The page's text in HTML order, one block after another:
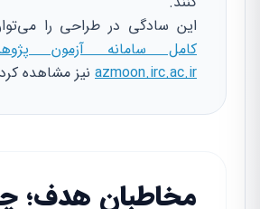
این سادگی در طراحی را
کامل سامانه آزمون
azmoon.irc.ac.ir نیز مشاهده
مخاطبان هدف؛